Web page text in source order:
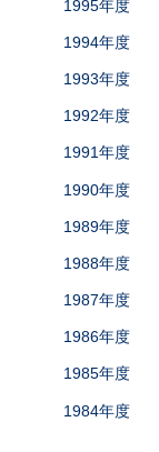
1995年度
1994年度
1993年度
1992年度
1991年度
1990年度
1989年度
1988年度
1987年度
1986年度
1985年度
1984年度